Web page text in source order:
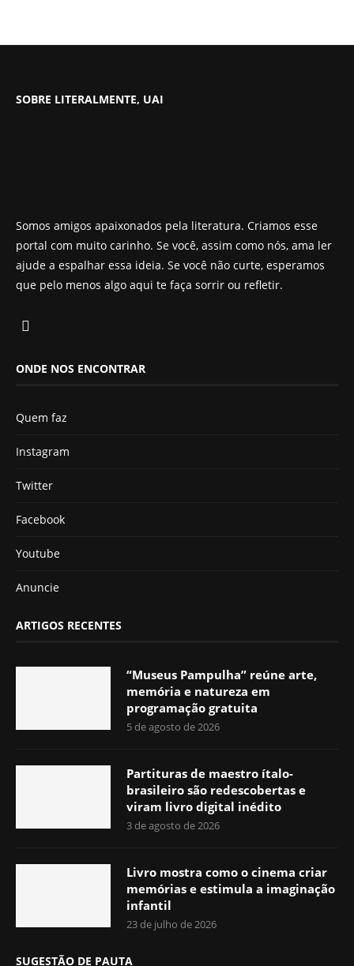
SOBRE LITERALMENTE, UAI
Somos amigos apaixonados pela literatura. Criamos esse
portal com muito carinho. Se você, assim como nós, ama ler
ajude a espalhar essa ideia. Se você não curte, esperamos
que pelo menos algo aqui te faça sorrir ou refletir.
ONDE NOS ENCONTRAR
Quem faz
Instagram
Twitter
Facebook
Youtube
Anuncie
ARTIGOS RECENTES
“Museus Pampulha” reúne arte,
memória e natureza em
programação gratuita
5 de agosto de 2026
Partituras de maestro ítalo-
brasileiro são redescobertas e
viram livro digital inédito
3 de agosto de 2026
Livro mostra como o cinema criar
memórias e estimula a imaginação
infantil
23 de julho de 2026
SUGESTÃO DE PAUTA